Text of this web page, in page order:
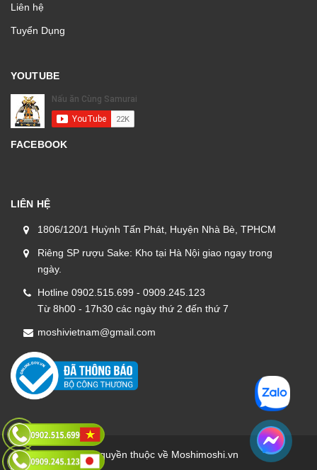
Liên hệ
Tuyển Dụng
YOUTUBE
FACEBOOK
LIÊN HỆ
1806/120/1 Huỳnh Tấn Phát, Huyện Nhà Bè, TPHCM
Riêng SP rượu Sake: Kho tại Hà Nội giao ngay trong
ngày.
Hotline 0902.515.699 - 0909.245.123
Từ 8h00 - 17h30 các ngày thứ 2 đến thứ 7
moshivietnam@gmail.com
Bản quyền thuộc về Moshimoshi.vn